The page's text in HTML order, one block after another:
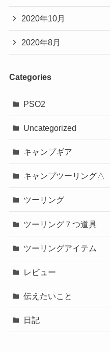
2020年10月
2020年8月
Categories
PSO2
Uncategorized
キャンプギア
キャンプツーリング△
ツーリング
ツーリング７つ道具
ツーリングアイテム
レビュー
伝えたいこと
日記